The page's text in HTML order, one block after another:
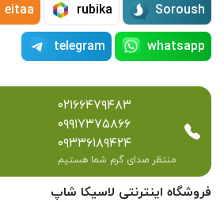
فروشگاه اینترنتی لاسیکا شاپ
Soroush
rubika
eitaa
whatsapp
telegram
۰۲۱۶۶۴۷۹۴۸۳
۰۹۹۱۷۳۷۵۸۶۶
۰۹۳۳۶۱۸۹۴۲۴
منتظر صدای گرم شما هستیم